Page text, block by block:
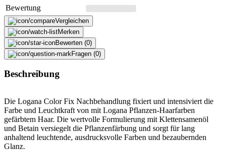
Bewertung
Vergleichen
Merken
Bewerten (0)
Fragen (0)
Beschreibung
Die Logana Color Fix Nachbehandlung fixiert und intensiviert die
Farbe und Leuchtkraft von mit Logana Pflanzen-Haarfarben
gefärbtem Haar. Die wertvolle Formulierung mit Klettensamenöl
und Betain versiegelt die Pflanzenfärbung und sorgt für lang
anhaltend leuchtende, ausdrucksvolle Farben und bezaubernden
Glanz.